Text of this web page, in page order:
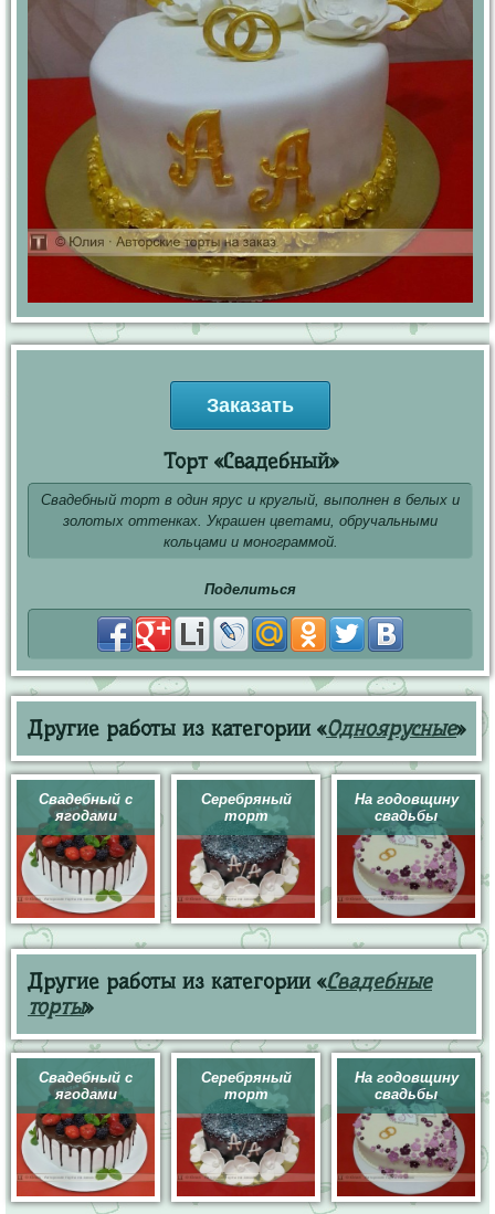
Заказать
Торт «Свадебный»
Свадебный торт в один ярус и круглый, выполнен в белых и
золотых оттенках. Украшен цветами, обручальными
кольцами и монограммой.
Поделиться
Другие работы из категории «Одноярусные»
Свадебный с
ягодами
Серебряный
торт
На годовщину
свадьбы
Другие работы из категории «Свадебные
торты»
Свадебный с
ягодами
Серебряный
торт
На годовщину
свадьбы